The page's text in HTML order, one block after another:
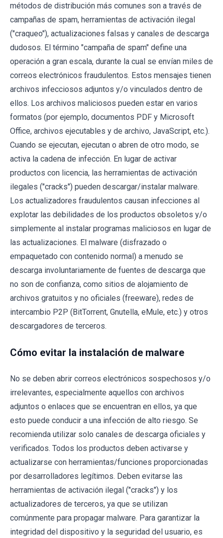
métodos de distribución más comunes son a través de
campañas de spam, herramientas de activación ilegal
("craqueo"), actualizaciones falsas y canales de descarga
dudosos. El término "campaña de spam" define una
operación a gran escala, durante la cual se envían miles de
correos electrónicos fraudulentos. Estos mensajes tienen
archivos infecciosos adjuntos y/o vinculados dentro de
ellos. Los archivos maliciosos pueden estar en varios
formatos (por ejemplo, documentos PDF y Microsoft
Office, archivos ejecutables y de archivo, JavaScript, etc.).
Cuando se ejecutan, ejecutan o abren de otro modo, se
activa la cadena de infección. En lugar de activar
productos con licencia, las herramientas de activación
ilegales ("cracks") pueden descargar/instalar malware.
Los actualizadores fraudulentos causan infecciones al
explotar las debilidades de los productos obsoletos y/o
simplemente al instalar programas maliciosos en lugar de
las actualizaciones. El malware (disfrazado o
empaquetado con contenido normal) a menudo se
descarga involuntariamente de fuentes de descarga que
no son de confianza, como sitios de alojamiento de
archivos gratuitos y no oficiales (freeware), redes de
intercambio P2P (BitTorrent, Gnutella, eMule, etc.) y otros
descargadores de terceros.
Cómo evitar la instalación de malware
No se deben abrir correos electrónicos sospechosos y/o
irrelevantes, especialmente aquellos con archivos
adjuntos o enlaces que se encuentran en ellos, ya que
esto puede conducir a una infección de alto riesgo. Se
recomienda utilizar solo canales de descarga oficiales y
verificados. Todos los productos deben activarse y
actualizarse con herramientas/funciones proporcionadas
por desarrolladores legítimos. Deben evitarse las
herramientas de activación ilegal ("cracks") y los
actualizadores de terceros, ya que se utilizan
comúnmente para propagar malware. Para garantizar la
integridad del dispositivo y la seguridad del usuario, es